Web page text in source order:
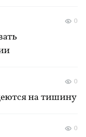
0
на тишину
0
0